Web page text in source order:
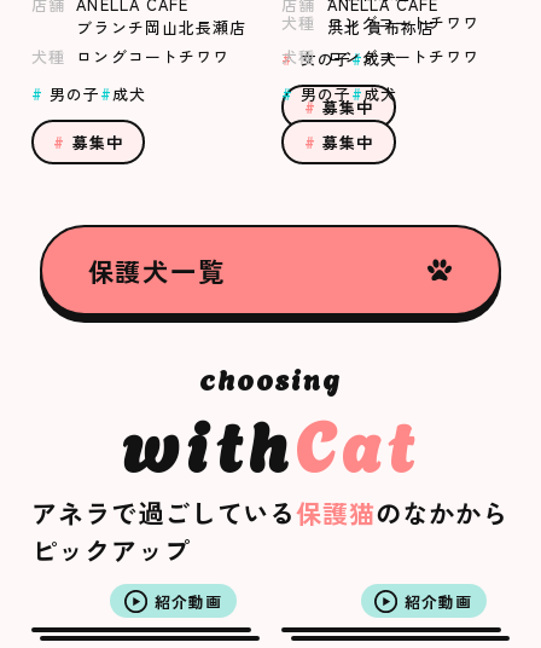
犬種
ロングコートチワワ
女の子 成犬
募集中
ブランチ岡山北長瀬店
犬種
ロングコートチワワ
男の子
成犬
募集中
浜北 貴布祢店
犬種 ロングコートチワワ
男の子 成犬
募集中
保護犬一覧
withCat
アネラで過ごしている保護猫のなかから
ピックアップ
紹介動画 紹介動画